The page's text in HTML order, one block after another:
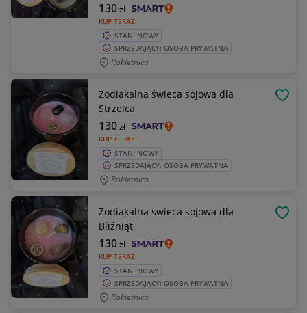
KUP TERAZ
130zł
STAN: NOWY
SPRZEDAJĄCY: OSOBA PRYWATNA
Rokietnica
Zodiakalna świeca sojowa dla
Strzelca
KUP TERAZ
130zł
STAN: NOWY
SPRZEDAJĄCY: OSOBA PRYWATNA
Rokietnica
Zodiakalna świeca sojowa dla
Bliźniąt
KUP TERAZ
130zł
STAN: NOWY
SPRZEDAJĄCY: OSOBA PRYWATNA
Rokietnica